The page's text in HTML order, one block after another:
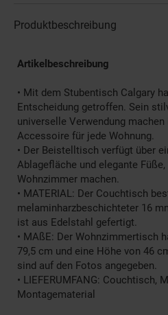
Produktbeschreibung
Artikelbeschreibung
• Mit dem Stubentisch Calgary
Entscheidung getroffen. Sein
universelle Verwendung
Accessoire für jede Wohnung.
• Der Beistelltisch verfügt über
Ablagefläche und elegante
Wohnzimmer machen.
• MATERIAL: Der Couchtisch
melaminharzbeschichteter 16
ist aus Edelstahl gefertigt.
• MAßE: Der Wohnzimmertisch
79,5 cm und eine Höhe von 46
sind auf den Fotos angegeben.
• LIEFERUMFANG: Couchtisch,
Montagematerial